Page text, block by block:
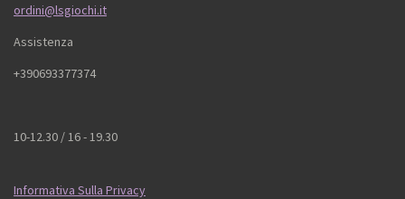
ordini@lsgiochi.it
Assistenza
+390693377374
10-12.30 / 16 - 19.30
Informativa Sulla Privacy